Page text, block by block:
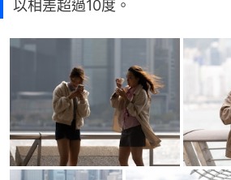
以相差超過10度。